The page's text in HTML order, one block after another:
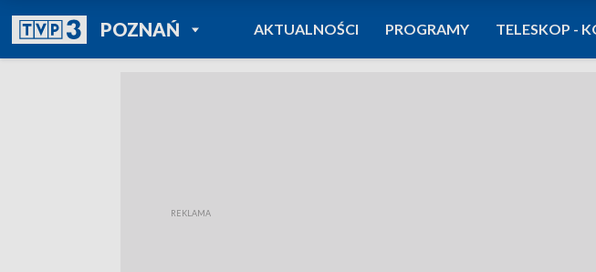
POZNAŃPOWRÓT DO
TVP REGIONY
AKTUALNOŚCI PROGRAMY TELESKOP -